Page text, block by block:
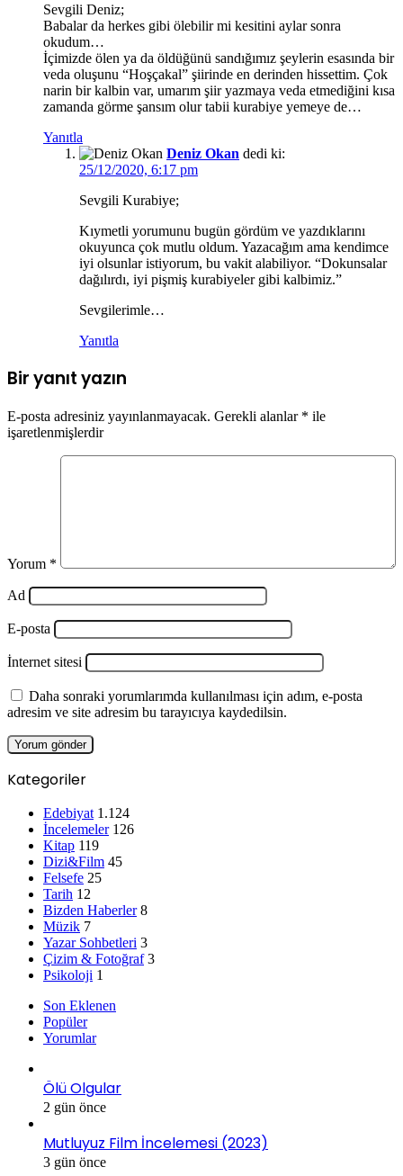
Sevgili Deniz;
Babalar da herkes gibi ölebilir mi kesitini aylar sonra
okudum…
İçimizde ölen ya da öldüğünü sandığımız şeylerin esasında bir
veda oluşunu “Hoşçakal” şiirinde en derinden hissettim. Çok
narin bir kalbin var, umarım şiir yazmaya veda etmediğini kısa
zamanda görme şansım olur tabii kurabiye yemeye de…
Yanıtla
Deniz Okan dedi ki:
25/12/2020, 6:17 pm
Sevgili Kurabiye;
Kıymetli yorumunu bugün gördüm ve yazdıklarını
okuyunca çok mutlu oldum. Yazacağım ama kendimce
iyi olsunlar istiyorum, bu vakit alabiliyor. “Dokunsalar
dağılırdı, iyi pişmiş kurabiyeler gibi kalbimiz.”
Sevgilerimle…
Yanıtla
Bir yanıt yazın
E-posta adresiniz yayınlanmayacak. Gerekli alanlar * ile
işaretlenmişlerdir
Yorum *
Ad
E-posta
İnternet sitesi
Daha sonraki yorumlarımda kullanılması için adım, e-posta
adresim ve site adresim bu tarayıcıya kaydedilsin.
Kategoriler
Edebiyat 1.124
İncelemeler 126
Kitap 119
Dizi&Film 45
Felsefe 25
Tarih 12
Bizden Haberler 8
Müzik 7
Yazar Sohbetleri 3
Çizim & Fotoğraf 3
Psikoloji 1
Son Eklenen
Popüler
Yorumlar
Ölü Olgular
2 gün önce
Mutluyuz Film İncelemesi (2023)
3 gün önce